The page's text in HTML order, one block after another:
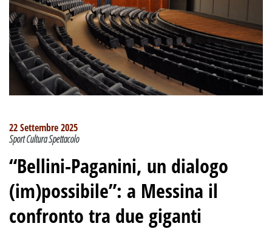
22 Settembre 2025
Sport Cultura Spettacolo
“Bellini-Paganini, un dialogo
(im)possibile”: a Messina il
confronto tra due giganti